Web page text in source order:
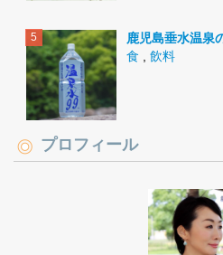
鹿児島垂水温泉
食
飲料
プロフィール